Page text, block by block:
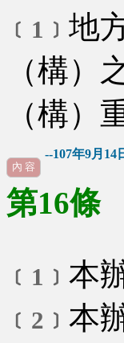
﹝1﹞ 地
（構）
（構）
--107年9月14日
內 容
第16條
﹝1﹞ 本
﹝2﹞ 本